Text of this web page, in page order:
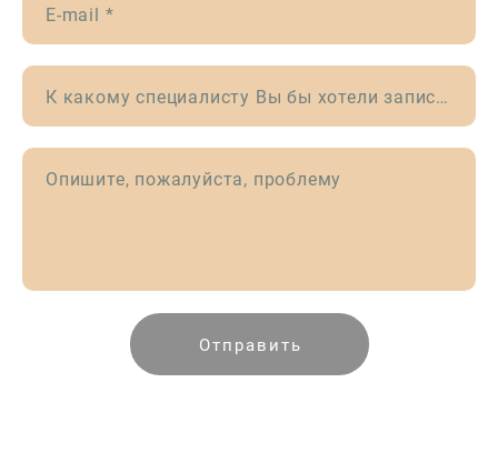
E-mail *
К какому специалисту Вы бы хотели записаться?
Опишите, пожалуйста, проблему
Отправить